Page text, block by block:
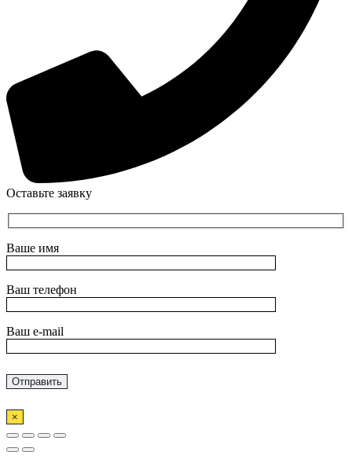
Оставьте заявку
Ваше имя
Ваш телефон
Ваш e-mail
×